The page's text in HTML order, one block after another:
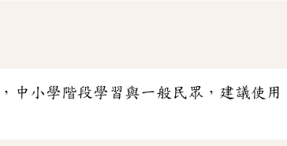
，中小學階段學習與一般民眾，建議使用